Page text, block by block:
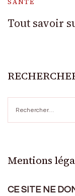
Tout savoir
Mentions
CE SITE NE